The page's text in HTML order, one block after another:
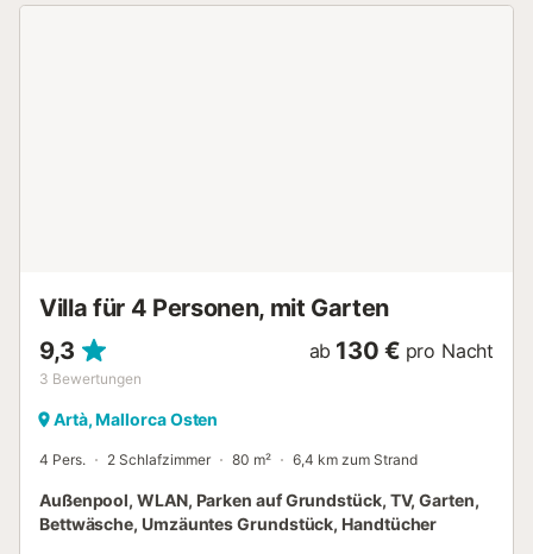
Villa für 4 Personen, mit Garten
9,3
3 Bewertungen
ab 130 € pro Nacht
Artà, Mallorca Osten
4 Pers. 2 Schlafzimmer 80 m² 6,4 km zum Strand
Außenpool, WLAN, Parken auf Grundstück, TV, Garten,
Bettwäsche, Umzäuntes Grundstück, Handtücher